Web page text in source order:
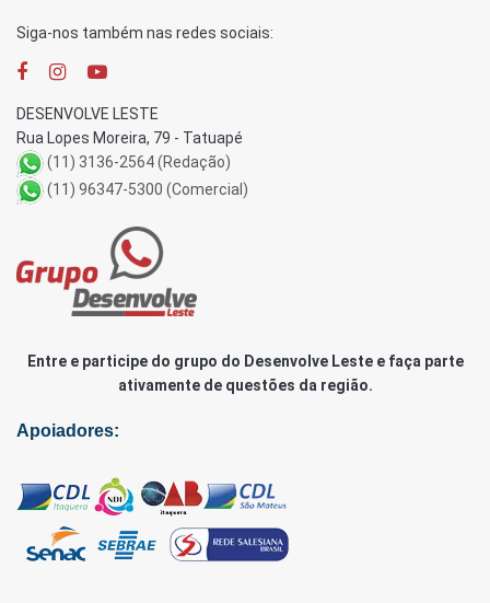
Siga-nos também nas redes sociais:
DESENVOLVE LESTE
Rua Lopes Moreira, 79 - Tatuapé
(11) 3136-2564 (Redação)
(11) 96347-5300 (Comercial)
Entre e participe do grupo do Desenvolve Leste e faça parte
ativamente de questões da região.
Apoiadores: